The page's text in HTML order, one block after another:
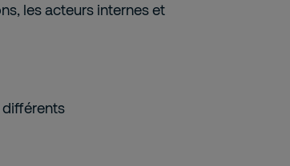
les acteurs internes et
différents